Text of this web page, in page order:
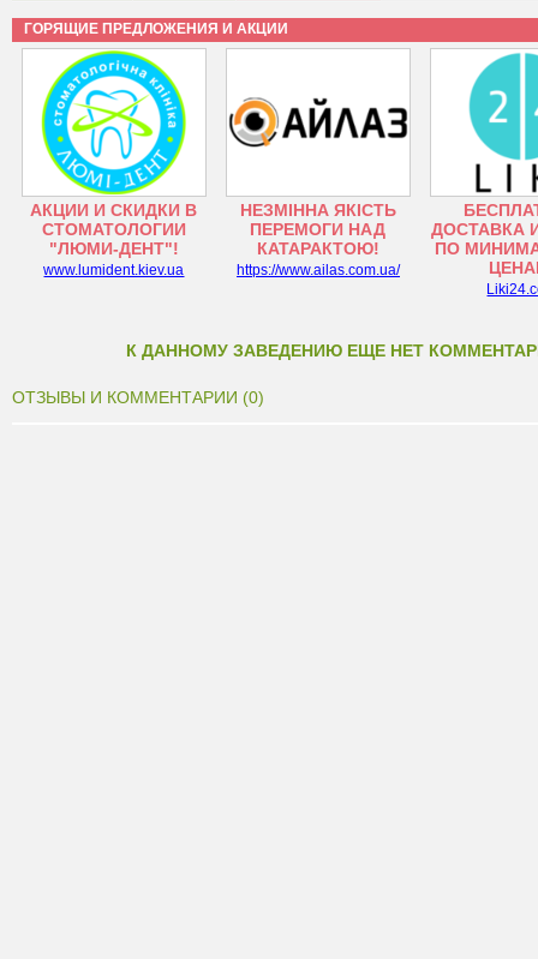
ГОРЯЩИЕ ПРЕДЛОЖЕНИЯ И АКЦИИ
АКЦИИ И СКИДКИ В
СТОМАТОЛОГИИ
"ЛЮМИ-ДЕНТ"!
www.lumident.kiev.ua
НЕЗМІННА ЯКІСТЬ
ПЕРЕМОГИ НАД
КАТАРАКТОЮ!
https://www.ailas.com.ua/
ДОСТАВКА
ПО
К ДАННОМУ ЗАВЕДЕНИЮ ЕЩЕ НЕТ
ОТЗЫВЫ И КОММЕНТАРИИ (0)